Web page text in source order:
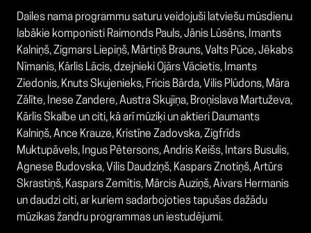
Dailes nama programmu saturu veidojuši latviešu mūsdienu
labākie komponisti Raimonds Pauls, Jānis Lūsēns, Imants
Kalniņš, Zigmars Liepiņš, Mārtiņš Brauns, Valts Pūce, Jēkabs
Nīmanis, Kārlis Lācis, dzejnieki Ojārs Vācietis, Imants
Ziedonis, Knuts Skujenieks, Fricis Bārda, Vilis Plūdons, Māra
Zālīte, Inese Zandere, Austra Skujiņa, Broņislava Martuževa,
Kārlis Skalbe un citi, kā arī mūziķi un aktieri Daumants
Kalniņš, Ance Krauze, Kristīne Zadovska, Zigfrīds
Muktupāvels, Ingus Pētersons, Andris Keišs, Intars Busulis,
Agnese Budovska, Vilis Daudziņš, Kaspars Znotiņš, Artūrs
Skrastiņš, Kaspars Zemītis, Mārcis Auziņš, Aivars Hermanis
un daudzi citi, ar kuriem sadarbojoties tapušas dažādu
mūzikas žandru programmas un iestudējumi.